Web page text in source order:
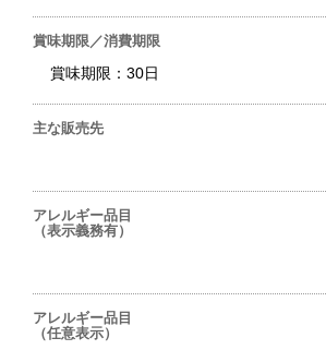
賞味期限／消費期限
賞味期限：30日
主な販売先
アレルギー品目
（表示義務有）
アレルギー品目
（任意表示）